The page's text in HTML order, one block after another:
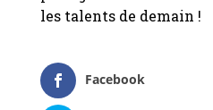
les talents de demain !
Facebook